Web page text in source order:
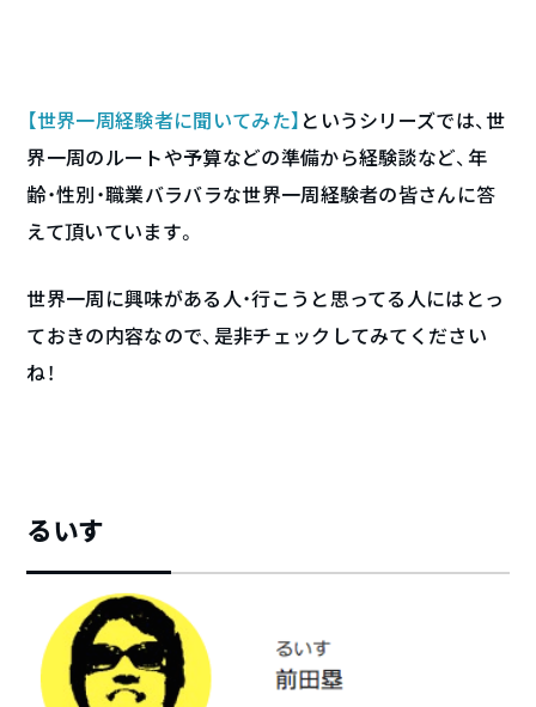
【世界一周経験者に聞いてみた】 というシリーズでは、世
界一周のルートや予算などの準備から経験談など、年
齢・性別・職業バラバラな世界一周経験者の皆さんに答
えて頂いています。
世界一周に興味がある人・行こうと思ってる人にはとっ
ておきの内容なので、是非チェックしてみてください
ね！
るいす